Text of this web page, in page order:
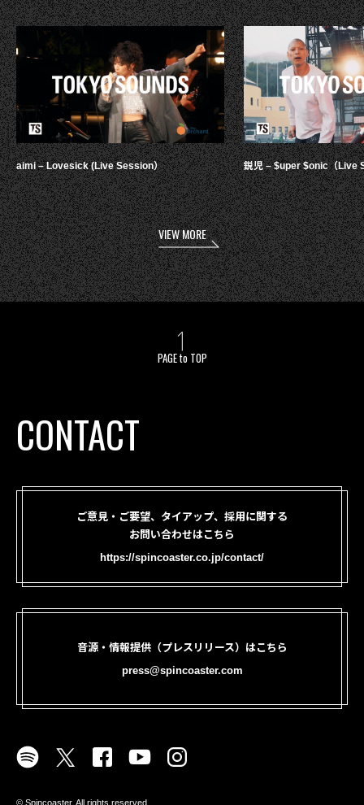
aimi – Lovesick (Live Session） 鋭児 – $uper $onic（Live
VIEW MORE
PAGE to TOP
CONTACT
ご意見・ご要望、タイアップ、採用に関する
お問い合わせはこちら
https://spincoaster.co.jp/contact/
音源・情報提供（プレスリリース）はこちら
press@spincoaster.com
©︎ Spincoaster. All rights reserved.